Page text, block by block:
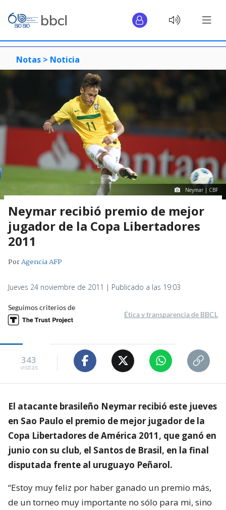
Notas > Noticia
Neymar | CBF
Neymar recibió premio de mejor
jugador de la Copa Libertadores
2011
PorAgencia AFP
Jueves 24 noviembre de 2011 | Publicado a las 19:03
Seguimos criterios de
Ética y transparencia de BBCL
343
visitas
El atacante brasileño Neymar recibió este jueves
en Sao Paulo el premio de mejor jugador de la
Copa Libertadores de América 2011, que ganó en
junio con su club, el Santos de Brasil, en la final
disputada frente al uruguayo Peñarol.
“Estoy muy feliz por haber ganado un premio más,
de un torneo muy importante no sólo para mi, sino